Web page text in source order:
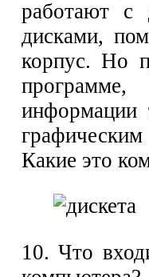
работают с
дисками,
корпус. Но
информации
Какие это
10. Что